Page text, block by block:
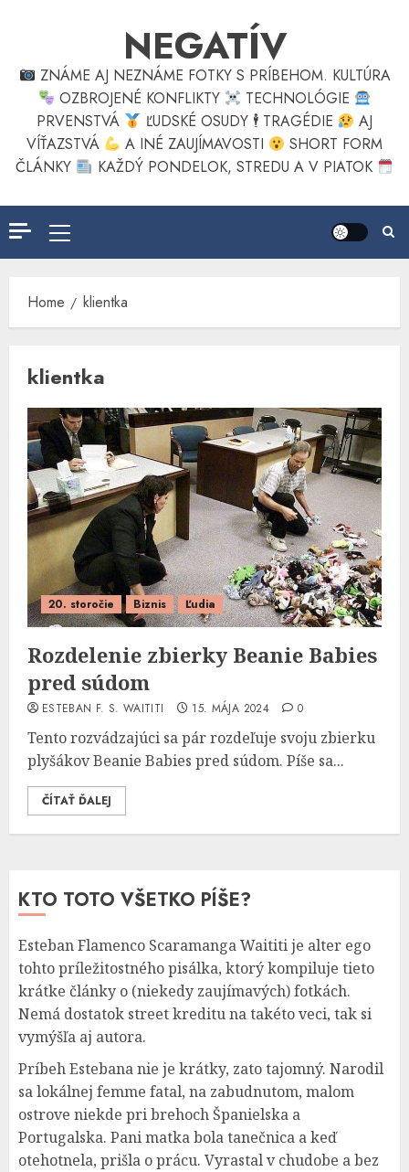
NEGATÍV
ZNÁME AJ NEZNÁME FOTKY S PRÍBEHOM. KULTÚRA
OZBROJENÉ KONFLIKTY
TECHNOLÓGIE
PRVENSTVÁ
ĽUDSKÉ OSUDY 🕴TRAGÉDIE
AJ
VÍŤAZSTVÁ
A INÉ ZAUJÍMAVOSTI
SHORT FORM
ČLÁNKY
KAŽDÝ PONDELOK, STREDU A V PIATOK
Primary
Menu
Home klientka
klientka
20. storočie Biznis Ľudia
Rozdelenie zbierky Beanie Babies
pred súdom
ESTEBAN F. S. WAITITI 15. MÁJA 2024 0
Tento rozvádzajúci sa pár rozdeľuje svoju zbierku
plyšákov Beanie Babies pred súdom. Píše sa...
ČÍTAŤ ĎALEJ
KTO TOTO VŠETKO PÍŠE?
Esteban Flamenco Scaramanga Waititi je alter ego
tohto príležitostného pisálka, ktorý kompiluje tieto
krátke články o (niekedy zaujímavých) fotkách.
Nemá dostatok street kreditu na takéto veci, tak si
vymýšľa aj autora.
Príbeh Estebana nie je krátky, zato tajomný. Narodil
sa lokálnej femme fatal, na zabudnutom, malom
ostrove niekde pri brehoch Španielska a
Portugalska. Pani matka bola tanečnica a keď
otehotnela, prišla o prácu. Vyrastal v chudobe a bez